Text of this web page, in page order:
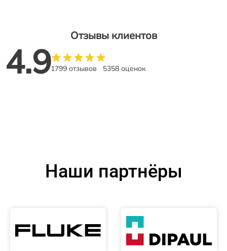
Отзывы клиентов
4.91799 отзывов 5358 оценок
Наши партнёры